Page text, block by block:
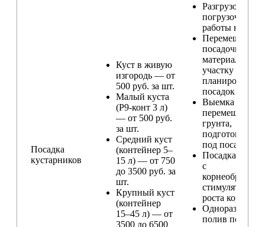
Посадка
кустарников
Куст в живую
изгородь — от
500 руб. за шт.
Малый куста
(Р9-конт 3 л)
— от 500 руб.
за шт.
Средний куст
(контейнер 5–
15 л) — от 750
до 3500 руб. за
шт.
Крупный куст
(контейнер
15–45 л) — от
3500 до 6500
Разгрузо-
погрузочные
работы на
Перемещение
посадочного
материала по
участку и
планирование
посадок
Выемка и
перемещение
грунта,
подготовка
под посадку
Посадка
с
стимулятором
роста корней
Одноразовый
полив после